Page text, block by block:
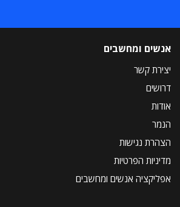
אנשים ומחשבים
יצירת קשר
דרושים
אודות
הנמר
הצהרת נגישות
מדיניות הפרטיות
אפליקציה אנשים ומחשבים